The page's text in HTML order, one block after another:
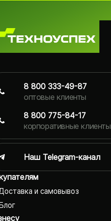
и самовывоз
8 800 333-49-87
оптовые клиенты
8 800 775-84-17
корпоративные клиенты
Наш Telegram-канал